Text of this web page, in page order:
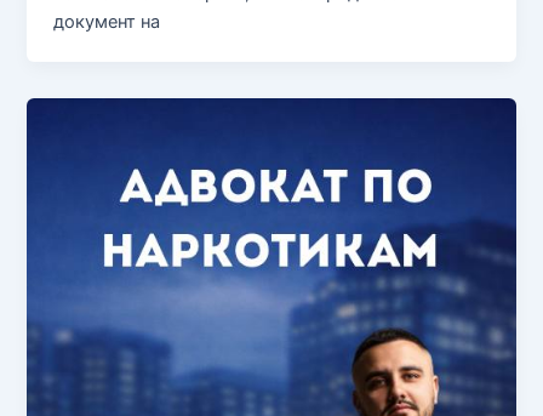
документ на